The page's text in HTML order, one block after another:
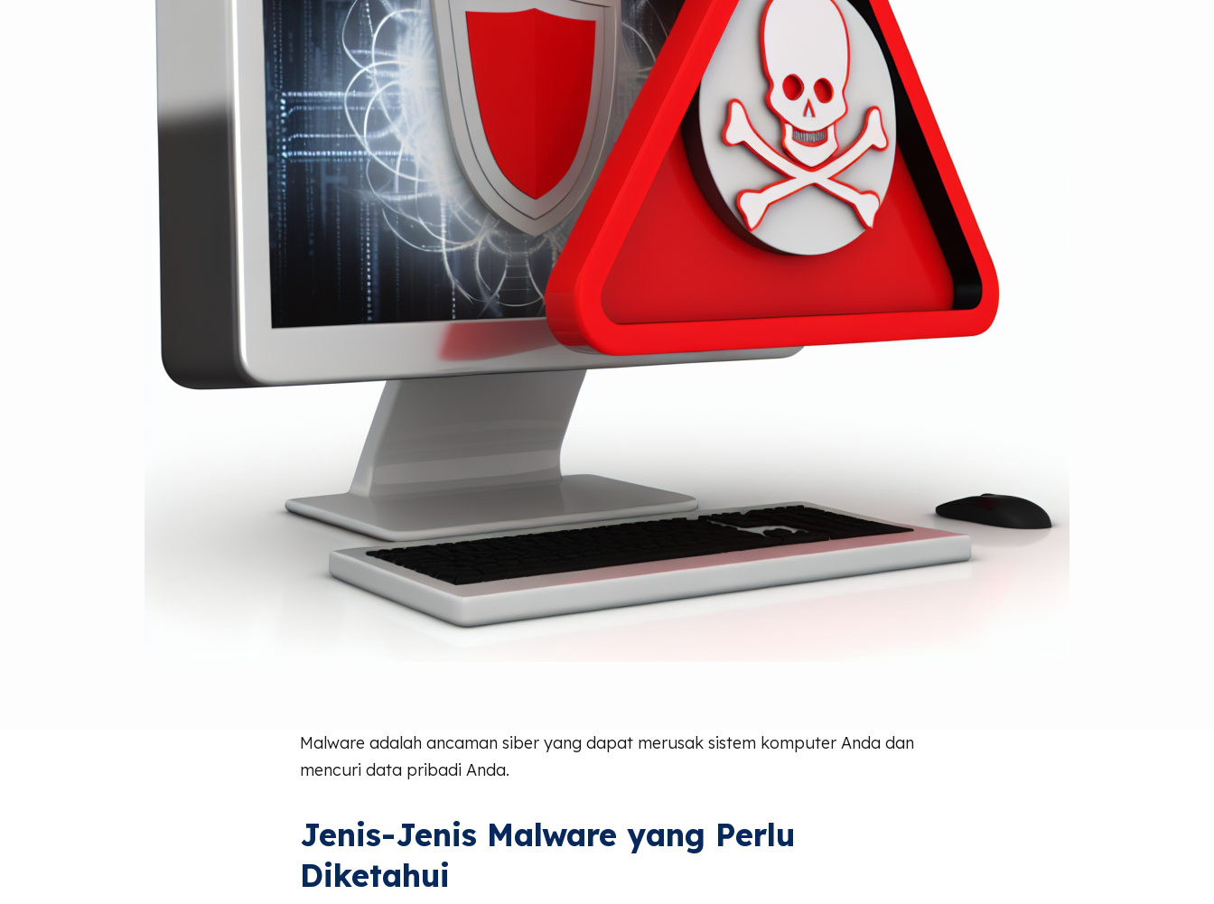
Malware adalah ancaman siber yang dapat merusak sistem komputer Anda dan
mencuri data pribadi Anda.
Jenis-Jenis Malware yang Perlu
Diketahui